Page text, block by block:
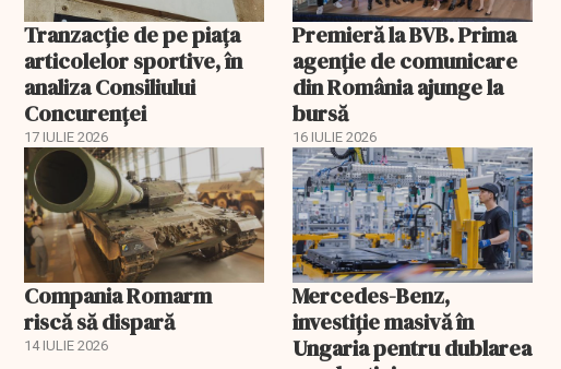
Tranzacție de pe piața
articolelor sportive, în
analiza Consiliului
Concurenţei
17 IULIE 2026
Premieră la BVB. Prima
agenție de comunicare
din România ajunge la
bursă
16 IULIE 2026
Compania Romarm
riscă să dispară
14 IULIE 2026
Mercedes-Benz,
investiție masivă în
Ungaria pentru dublarea